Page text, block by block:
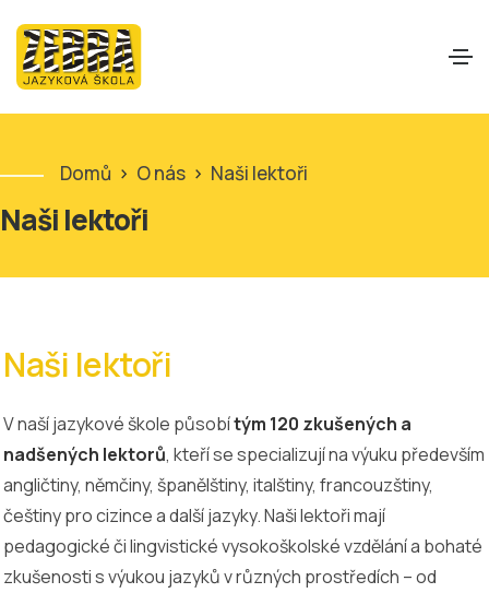
Domů > O nás > Naši lektoři
Naši lektoři
Naši lektoři
V naší jazykové škole působítým 120 zkušených a
nadšených lektorů, kteří se specializují na výuku především
angličtiny, němčiny, španělštiny, italštiny, francouzštiny,
češtiny pro cizince a další jazyky. Naši lektoři mají
pedagogické či lingvistické vysokoškolské vzdělání a bohaté
zkušenosti s výukou jazyků v různých prostředích – od